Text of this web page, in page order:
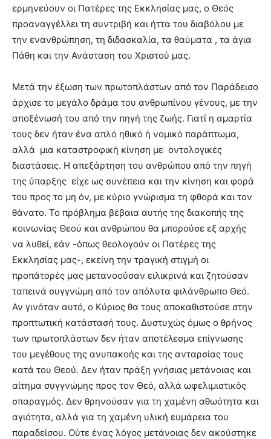
ερμηνεύουν οι Πατέρες της Εκκλησίας μας, ο Θεός
προαναγγέλλει τη συντριβή και ήττα του διαβόλου με
την ενανθρώπηση, τη διδασκαλία, τα θαύματα , τα άγια
Πάθη και την Ανάσταση του Χριστού μας.
Μετά την έξωση των πρωτοπλάστων από τον Παράδεισο
άρχισε το μεγάλο δράμα του ανθρωπίνου γένους, με την
αποξένωσή του από την πηγή της ζωής. Γιατί η αμαρτία
τους δεν ήταν ένα απλό ηθικό ή νομικό παράπτωμα,
αλλά μια καταστροφική κίνηση με οντολογικές
διαστάσεις. Η απεξάρτηση του ανθρώπου από την πηγή
της ύπαρξης είχε ως συνέπεια και την κίνηση και φορά
του προς το μη όν, με κύριο γνώρισμα τη φθορά και τον
θάνατο. Το πρόβλημα βέβαια αυτής της διακοπής της
κοινωνίας Θεού και ανθρώπου θα μπορούσε εξ αρχής
να λυθεί, εάν -όπως θεολογούν οι Πατέρες της
Εκκλησίας μας-, εκείνη την τραγική στιγμή οι
προπάτορές μας μετανοούσαν ειλικρινά και ζητούσαν
ταπεινά συγγνώμη από τον απόλυτα φιλάνθρωπο Θεό.
Αν γινόταν αυτό, ο Κύριος θα τους αποκαθιστούσε στην
προπτωτική κατάστασή τους. Δυστυχώς όμως ο θρήνος
των πρωτοπλάστων δεν ήταν αποτέλεσμα επίγνωσης
του μεγέθους της ανυπακοής και της ανταρσίας τους
κατά του Θεού. Δεν ήταν πράξη γνήσιας μετάνοιας και
αίτημα συγγνώμης προς τον Θεό, αλλά ωφελιμιστικός
σπαραγμός. Δεν θρηνούσαν για τη χαμένη αθωότητα και
αγιότητα, αλλά για τη χαμένη υλική ευμάρεια του
παραδείσου. Ούτε ένας λόγος μετάνοιας δεν ακούστηκε